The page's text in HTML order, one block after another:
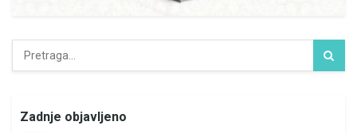
Zadnje objavljeno